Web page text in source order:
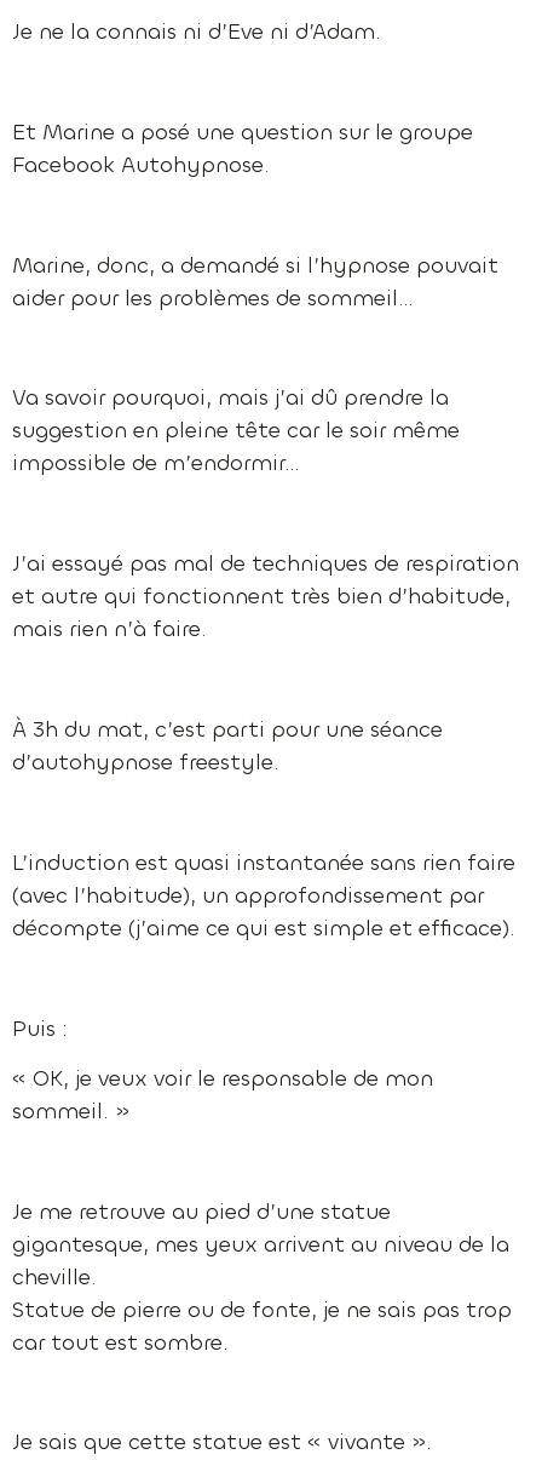
Je ne la connais ni d’Eve ni d’Adam.
Et Marine a posé une question sur le groupe
Facebook Autohypnose.
Marine, donc, a demandé si l’hypnose pouvait
aider pour les problèmes de sommeil…
Va savoir pourquoi, mais j’ai dû prendre la
suggestion en pleine tête car le soir même
impossible de m’endormir…
J’ai essayé pas mal de techniques de respiration
et autre qui fonctionnent très bien d’habitude,
mais rien n’à faire.
À 3h du mat, c’est parti pour une séance
d’autohypnose freestyle.
L’induction est quasi instantanée sans rien faire
(avec l’habitude), un approfondissement par
décompte (j’aime ce qui est simple et efficace).
Puis :
« OK, je veux voir le responsable de mon
sommeil. »
Je me retrouve au pied d’une statue
gigantesque, mes yeux arrivent au niveau de la
cheville.
Statue de pierre ou de fonte, je ne sais pas trop
car tout est sombre.
Je sais que cette statue est « vivante ».